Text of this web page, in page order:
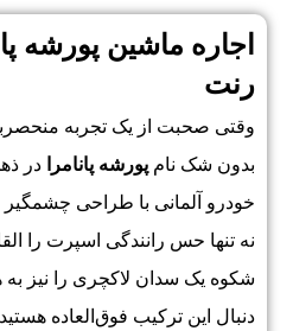
اجاره ماشین پورشه
رنت
وقتی صحبت از یک تجربه
بدون شک نامپورشه پانامرا
در
خودرو آلمانی با طراحی چشمگیر
نه تنها حس رانندگی اسپرت را
شکوه یک سدان لاکچری را نیز به
دنبال این ترکیب فوق‌العاده